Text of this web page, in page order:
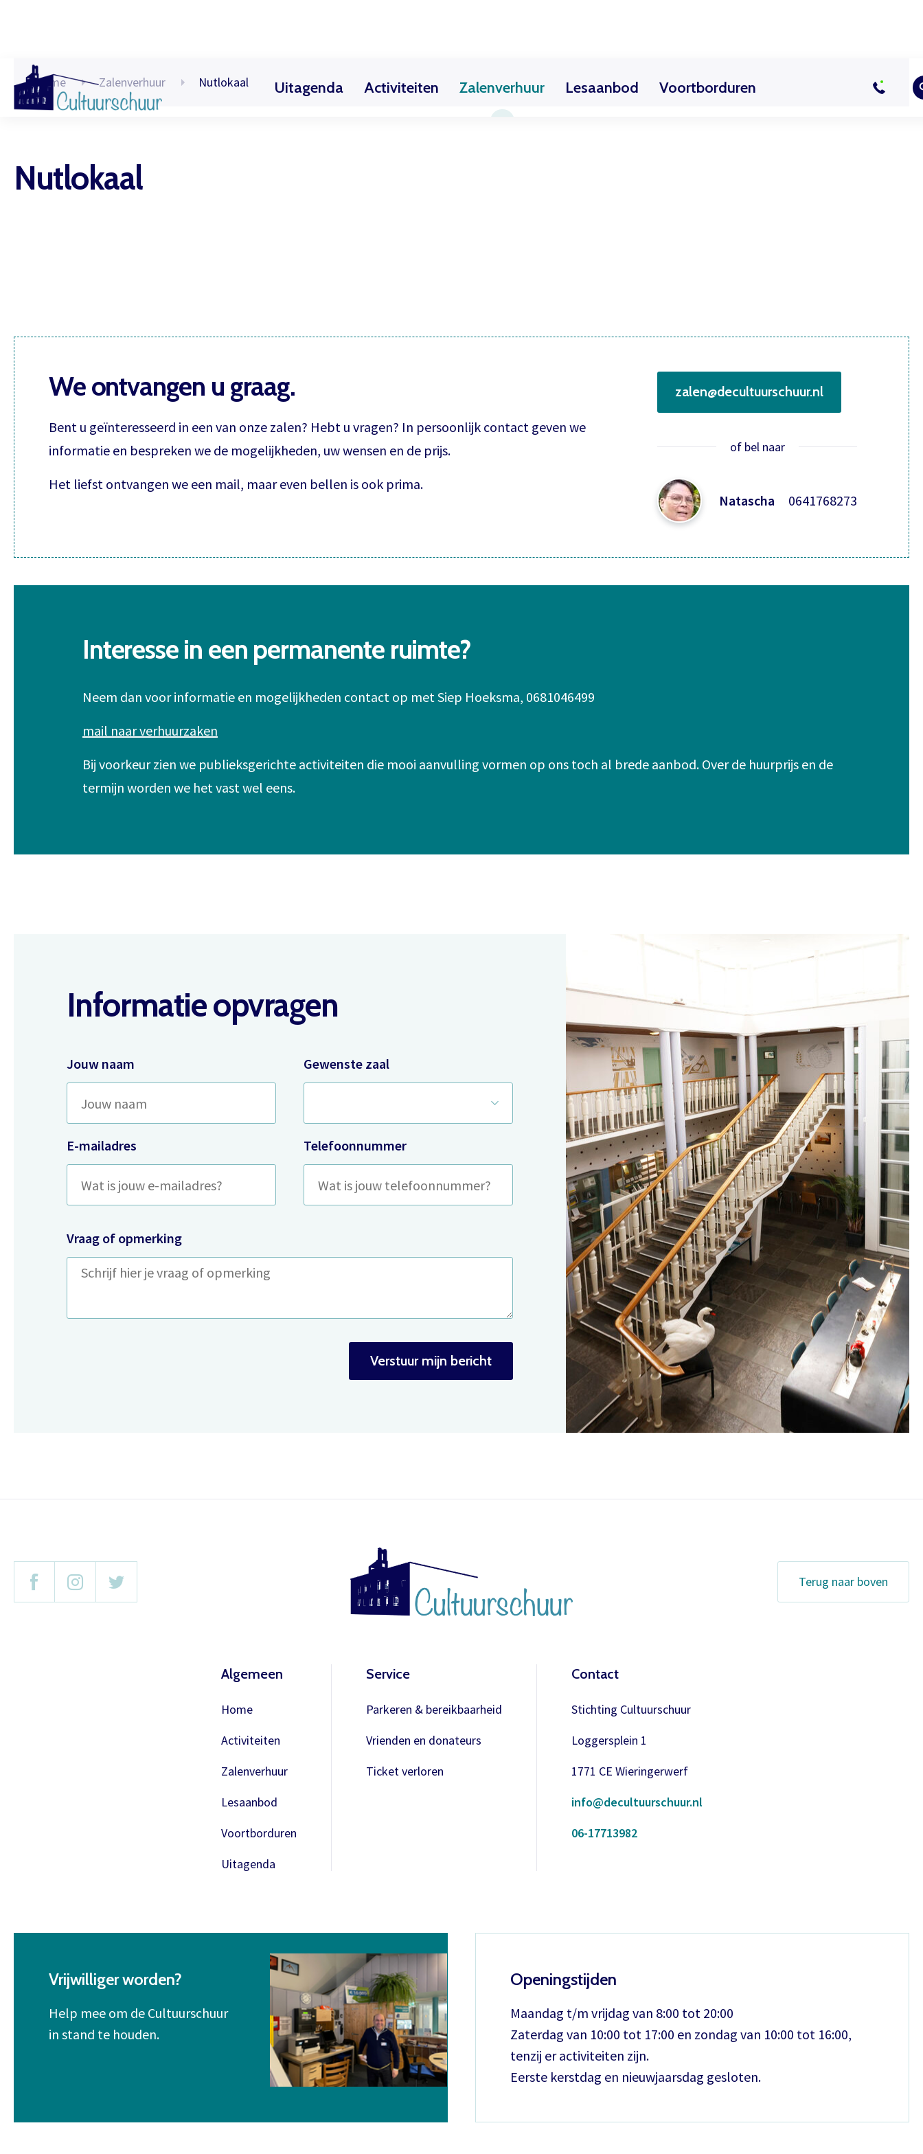
Wachtwoord vergeten
Onthoud gegevens
Het theaterabonnement á €110 geeft gratis toegang tot
totaal 17 voorstellingen.
Het abonnement staat op naam, waardoor per voorstelling
maar één kaart gratis besteld kan worden. Bij bestelling van
meerdere kaarten worden de extra kaarten in rekening
Het abonnement bestellen gaat met een mailtje naar
theater@decultuurschuur.nl
. Als antwoord hierop krijgt u een
verzoek om de betaling te doen en zodra die binnen is
verwerken we het abonnement.
U krijgt dan bericht dat u gratis kan reserveren, gewoon via de
Uitagenda Activiteiten Zalenverhuur Lesaanbod Voortborduren
Home Zalenverhuur Nutlokaal
Nutlokaal
We ontvangen u graag.
Bent u geïnteresseerd in een van onze zalen? Hebt u vragen? In persoonlijk contact geven we
informatie en bespreken we de mogelijkheden, uw wensen en de prijs.
Het liefst ontvangen we een mail, maar even bellen is ook prima.
zalen@decultuurschuur.nl
of bel naar
Natascha 0641768273
Interesse in een permanente ruimte?
Neem dan voor informatie en mogelijkheden contact op met Siep Hoeksma, 0681046499
mail naar verhuurzaken
Bij voorkeur zien we publieksgerichte activiteiten die mooi aanvulling vormen op ons toch al brede aanbod. Over de huurprijs en de
termijn worden we het vast wel eens.
Informatie opvragen
Jouw naam Gewenste zaal
E-mailadres Telefoonnummer
Vraag of opmerking
Verstuur mijn bericht
Terug naar boven
Algemeen
Home
Activiteiten
Zalenverhuur
Lesaanbod
Voortborduren
Uitagenda
Service
Parkeren & bereikbaarheid
Vrienden en donateurs
Ticket verloren
Contact
Stichting Cultuurschuur
Loggersplein 1
1771 CE Wieringerwerf
info@decultuurschuur.nl
06-17713982
Vrijwilliger worden?
Help mee om de Cultuurschuur
in stand te houden.
Openingstijden
Maandag t/m vrijdag van 8:00 tot 20:00
Zaterdag van 10:00 tot 17:00 en zondag van 10:00 tot 16:00,
tenzij er activiteiten zijn.
Eerste kerstdag en nieuwjaarsdag gesloten.